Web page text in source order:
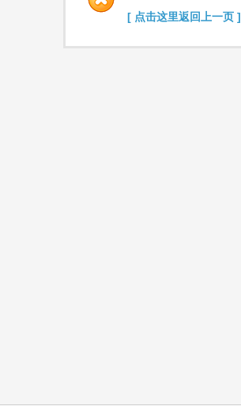
[ 点击这里返回上一页 ]